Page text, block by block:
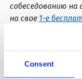
Consent
собеседованию на
на свое 1-е
английского в
Статьи по теме:
В